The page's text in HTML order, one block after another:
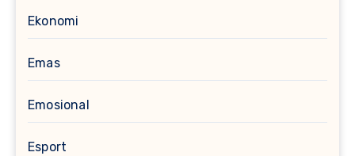
Ekonomi
Emas
Emosional
Esport